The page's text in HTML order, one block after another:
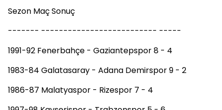
Sezon Maç Sonuç
------- -------------------------- -----
1991-92 Fenerbahçe - Gaziantepspor 8 - 4
1983-84 Galatasaray - Adana Demirspor 9 - 2
1986-87 Malatyaspor - Rizespor 7 - 4